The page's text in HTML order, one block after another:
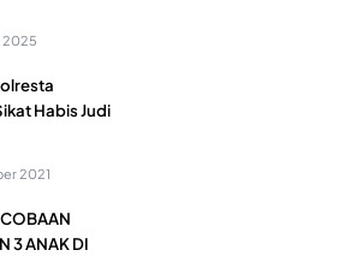
2025
Habis Judi
2021
3 ANAK DI